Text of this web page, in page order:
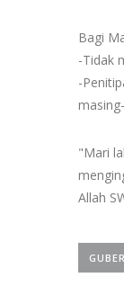
Bagi
-Tidak
-
"Mari
Allah